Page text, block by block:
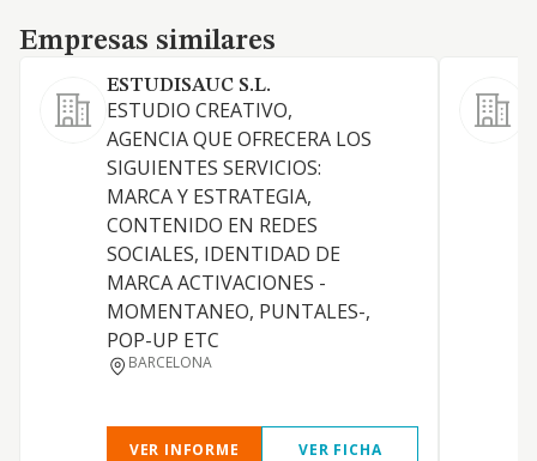
Empresas similares
Empresas similares
ESTUDISAUC S.L.
ESTUDIO CREATIVO,
AGENCIA QUE OFRECERA LOS
SIGUIENTES SERVICIOS:
MARCA Y ESTRATEGIA,
CONTENIDO EN REDES
SOCIALES, IDENTIDAD DE
MARCA ACTIVACIONES -
MOMENTANEO, PUNTALES-,
POP-UP ETC
BARCELONA
VER INFORME VER FICHA